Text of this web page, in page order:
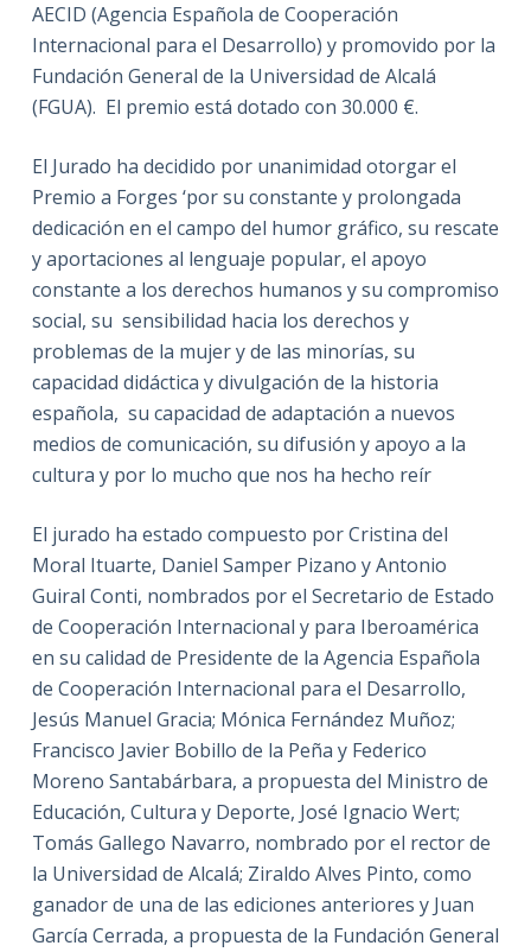
AECID (Agencia Española de Cooperación
Internacional para el Desarrollo) y promovido por la
Fundación General de la Universidad de Alcalá
(FGUA). El premio está dotado con 30.000 €.
El Jurado ha decidido por unanimidad otorgar el
Premio a Forges ‘por su constante y prolongada
dedicación en el campo del humor gráfico, su rescate
y aportaciones al lenguaje popular, el apoyo
constante a los derechos humanos y su compromiso
social, su sensibilidad hacia los derechos y
problemas de la mujer y de las minorías, su
capacidad didáctica y divulgación de la historia
española, su capacidad de adaptación a nuevos
medios de comunicación, su difusión y apoyo a la
cultura y por lo mucho que nos ha hecho reír
El jurado ha estado compuesto por Cristina del
Moral Ituarte, Daniel Samper Pizano y Antonio
Guiral Conti, nombrados por el Secretario de Estado
de Cooperación Internacional y para Iberoamérica
en su calidad de Presidente de la Agencia Española
de Cooperación Internacional para el Desarrollo,
Jesús Manuel Gracia; Mónica Fernández Muñoz;
Francisco Javier Bobillo de la Peña y Federico
Moreno Santabárbara, a propuesta del Ministro de
Educación, Cultura y Deporte, José Ignacio Wert;
Tomás Gallego Navarro, nombrado por el rector de
la Universidad de Alcalá; Ziraldo Alves Pinto, como
ganador de una de las ediciones anteriores y Juan
García Cerrada, a propuesta de la Fundación General